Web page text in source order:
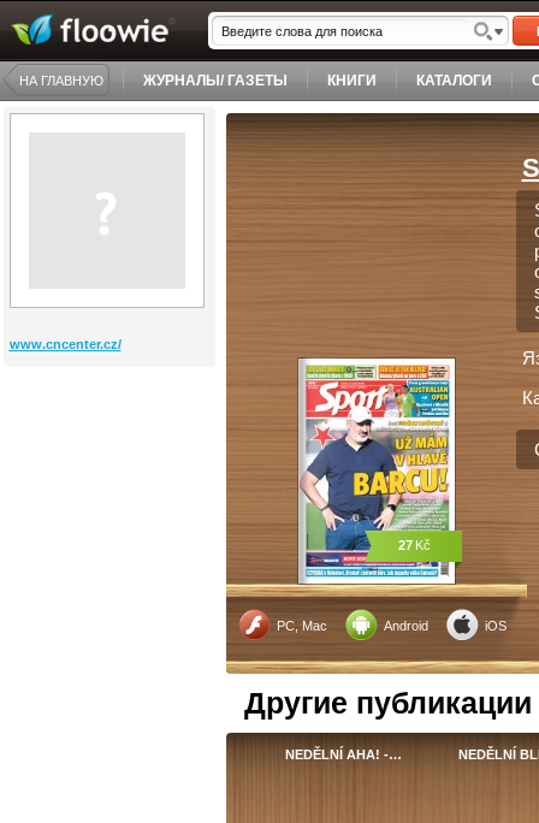
НА ГЛАВНУЮ ЖУРНАЛЫ/ ГАЗЕТЫ КНИГИ КАТАЛОГИ
www.cncenter.cz/
PC, Mac Android iOS
27Kč
Другие публикации
NEDĚLNÍ AHA! -… NEDĚLNÍ